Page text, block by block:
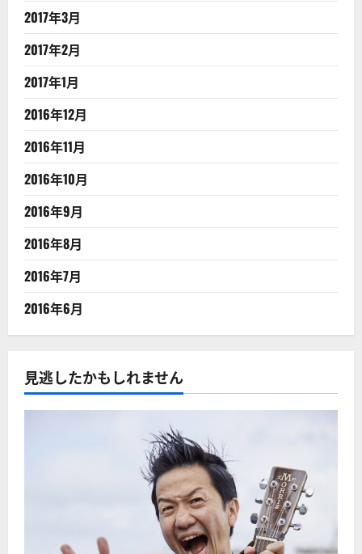
2017年3月
2017年2月
2017年1月
2016年12月
2016年11月
2016年10月
2016年9月
2016年8月
2016年7月
2016年6月
見逃したかもしれません